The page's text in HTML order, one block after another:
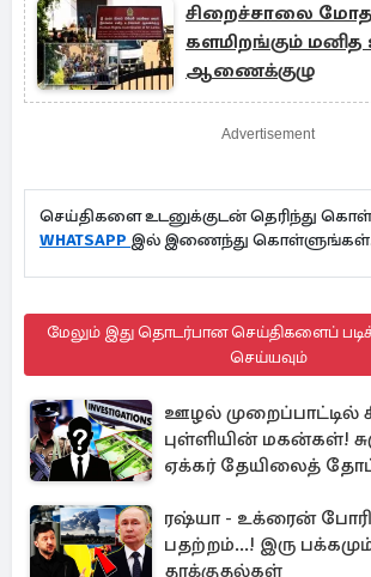
சிறைச்சாலை
களமிறங்கும்
ஆணைக்குழு
Advertisement
செய்திகளை உடனுக்குடன் தெரிந்து
WHATSAPP இல் இணைந்து
மேலும் இது தொடர்பான செய்திகளைப்
செய்யவும்
ஊழல் முறைப்பாட்டில்
புள்ளியின் மகன்கள்!
ஏக்கர் தேயிலைத்
ரஷ்யா - உக்ரைன்
பதற்றம்...! இரு
தாக்குதல்கள்